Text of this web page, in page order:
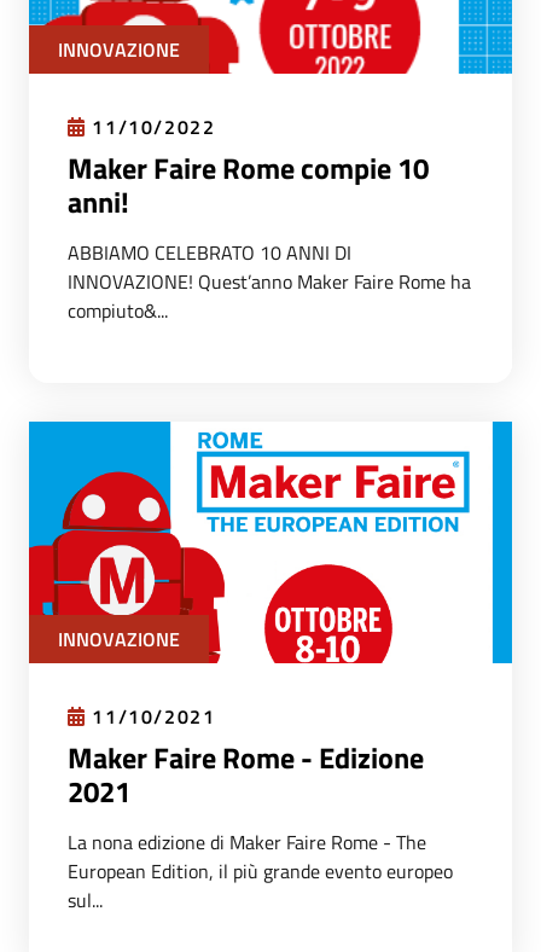
INNOVAZIONE
11/10/2022
Maker Faire Rome compie 10
anni!
ABBIAMO CELEBRATO 10 ANNI DI
INNOVAZIONE! Quest’anno Maker Faire Rome ha
compiuto&...
INNOVAZIONE
11/10/2021
Maker Faire Rome - Edizione
2021
La nona edizione di Maker Faire Rome - The
European Edition, il più grande evento europeo
sul...